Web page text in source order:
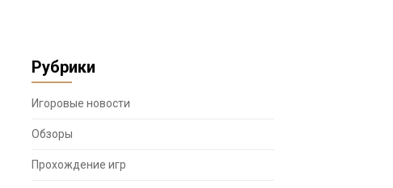
Рубрики
Игоровые новости
Обзоры
Прохождение игр